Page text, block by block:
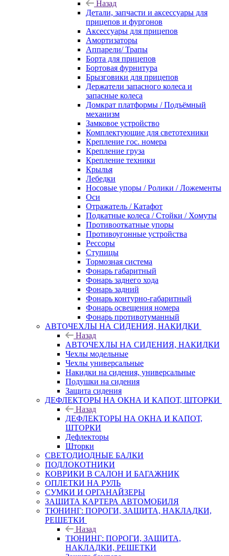
Назад
Детали, запчасти и аксессуары для
прицепов и фургонов
Аксессуары для прицепов
Амортизаторы
Аппарели/ Трапы
Борта для прицепов
Бортовая фурнитура
Брызговики для прицепов
Держатели запасного колеса и
запасные колеса
Домкрат платформы / Подъёмный
механизм
Замковое устройство
Комплектующие для светотехники
Крепление гос. номера
Крепление груза
Крепление техники
Крылья
Лебедки
Носовые упоры / Ролики / Ложементы
Оси
Отражатель / Катафот
Подкатные колеса / Стойки / Хомуты
Противооткатные упоры
Противоугонные устройства
Рессоры
Ступицы
Тормозная система
Фонарь габаритный
Фонарь заднего хода
Фонарь задний
Фонарь контурно-габаритный
Фонарь освещения номера
Фонарь противотуманный
АВТОЧЕХЛЫ НА СИДЕНИЯ, НАКИДКИ
Назад
АВТОЧЕХЛЫ НА СИДЕНИЯ, НАКИДКИ
Чехлы модельные
Чехлы универсальные
Накидки на сидения, универсальные
Подушки на сидения
Защита сидения
ДЕФЛЕКТОРЫ НА ОКНА И КАПОТ, ШТОРКИ
Назад
ДЕФЛЕКТОРЫ НА ОКНА И КАПОТ,
ШТОРКИ
Дефлекторы
Шторки
СВЕТОДИОДНЫЕ БАЛКИ
ПОДЛОКОТНИКИ
КОВРИКИ В САЛОН И БАГАЖНИК
ОПЛЕТКИ НА РУЛЬ
СУМКИ И ОРГАНАЙЗЕРЫ
ЗАЩИТА КАРТЕРА АВТОМОБИЛЯ
ТЮНИНГ: ПОРОГИ, ЗАЩИТА, НАКЛАДКИ,
РЕШЕТКИ
Назад
ТЮНИНГ: ПОРОГИ, ЗАЩИТА,
НАКЛАДКИ, РЕШЕТКИ